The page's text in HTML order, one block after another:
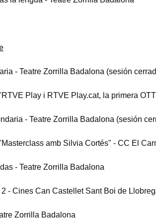
- Teatre Zorrilla Badalona (sesión
Play i RTVE Play.cat, la primera
- Teatre Zorrilla Badalona (sesión
amb Silvia Cortés" - CC El
- Teatre Zorrilla Badalona
- Cines Can Castellet Sant Boi de
Zorrilla Badalona